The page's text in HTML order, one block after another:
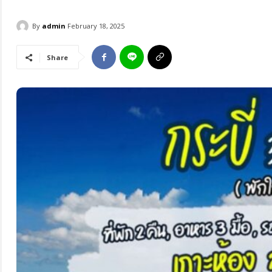
By admin February 18, 2025
Share